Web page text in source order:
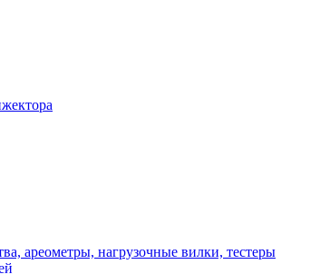
ареометры, нагрузочные вилки, тестеры